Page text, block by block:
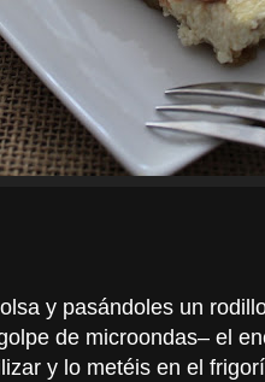
y pasándoles un
de microondas– el
y lo metéis en el